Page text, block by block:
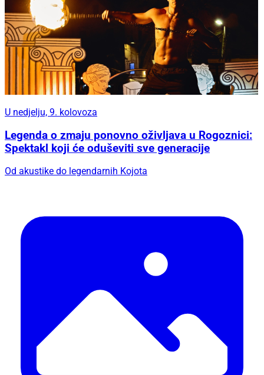
U nedjelju, 9. kolovoza
Legenda o zmaju ponovno oživljava u Rogoznici:
Spektakl koji će oduševiti sve generacije
Od akustike do legendarnih Kojota